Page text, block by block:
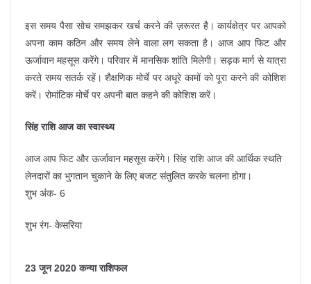
इस समय पैसा सोच समझकर खर्च करने की ज़रूरत है। कार्यक्षेत्र पर आपको
अपना काम कठिन और समय लेने वाला लग सकता है। आज आप फिट और
ऊर्जावान महसूस करेंगे। परिवार में मानसिक शांति मिलेगी। सड़क मार्ग से यात्रा
करते समय सतर्क रहें। शैक्षणिक मोर्चे पर अधूरे कामों को पूरा करने की कोशिश
करें। रोमांटिक मोर्चे पर अपनी बात कहने की कोशिश करें।
सिंह राशि आज का स्वास्थ्य
आज आप फिट और ऊर्जावान महसूस करेंगे। सिंह राशि आज की आर्थिक स्थति
लेनदारों का भुगतान चुकाने के लिए बजट संतुलित करके चलना होगा।
शुभ अंक- 6
शुभ रंग- केसरिया
23 जून 2020 कन्या राशिफल